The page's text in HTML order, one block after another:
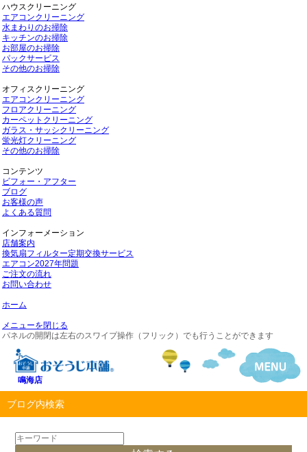
ハウスクリーニング
エアコンクリーニング
水まわりのお掃除
キッチンのお掃除
お部屋のお掃除
パックサービス
その他のお掃除
オフィスクリーニング
エアコンクリーニング
フロアクリーニング
カーペットクリーニング
ガラス・サッシクリーニング
蛍光灯クリーニング
その他のお掃除
コンテンツ
ビフォー・アフター
ブログ
お客様の声
よくある質問
インフォーメーション
店舗案内
換気扇フィルター定期交換サービス
エアコン2027年問題
ご注文の流れ
お問い合わせ
ホーム
メニューを閉じる
パネルの開閉は左右のスワイプ操作（フリック）でも行うことができます
鳴海店
ブログ内検索